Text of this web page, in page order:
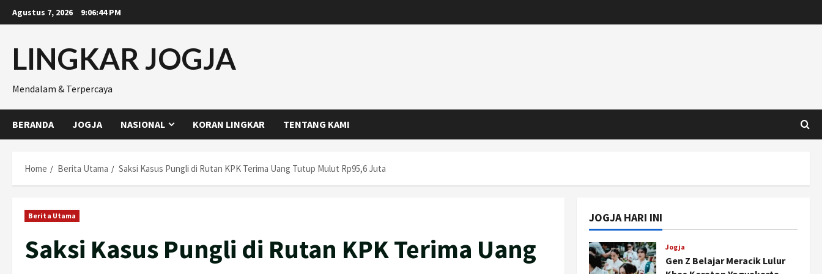
Skip
to
Agustus 7, 2026 9:06:46 PM
LINGKAR JOGJA
Mendalam & Terpercaya
BERANDA JOGJA NASIONAL KORAN LINGKAR TENTANG KAMI
Home Berita Utama Saksi Kasus Pungli di Rutan KPK Terima Uang Tutup Mulut Rp95,6 Juta
Berita Utama
Saksi Kasus Pungli di Rutan KPK Terima Uang
JOGJA HARI INI
Jogja
Gen Z Belajar Meracik Lulur